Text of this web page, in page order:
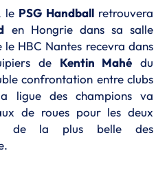
le PSG Handballretrouvera
en Hongrie dans sa salle
HBC Nantes recevra dans
de Kentin Mahé du
confrontation entre clubs
ligue des champions va
de roues pour les deux
de la plus belle des